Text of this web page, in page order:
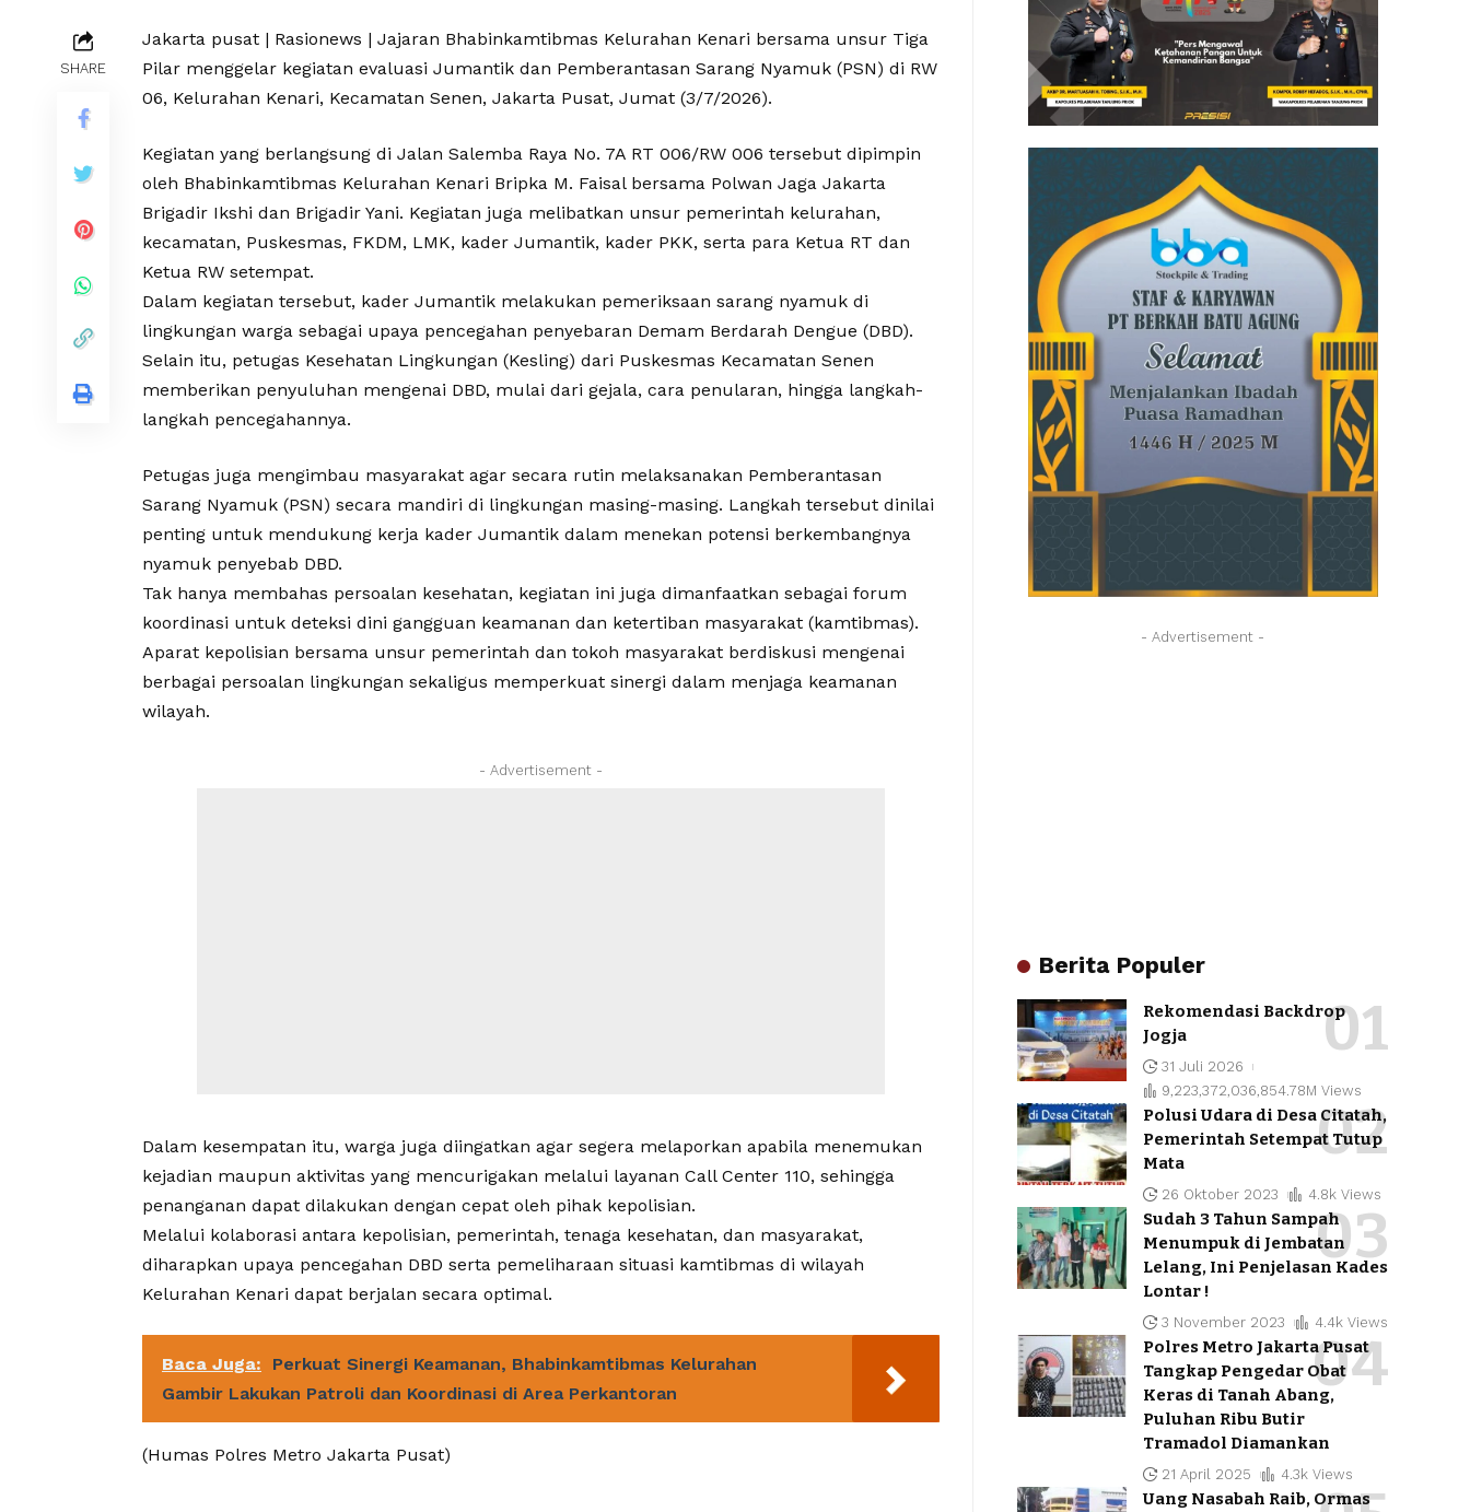
SHARE
Jakarta pusat | Rasionews | Jajaran Bhabinkamtibmas Kelurahan Kenari bersama unsur Tiga
Pilar menggelar kegiatan evaluasi Jumantik dan Pemberantasan Sarang Nyamuk (PSN) di RW
06, Kelurahan Kenari, Kecamatan Senen, Jakarta Pusat, Jumat (3/7/2026).
Kegiatan yang berlangsung di Jalan Salemba Raya No. 7A RT 006/RW 006 tersebut dipimpin
oleh Bhabinkamtibmas Kelurahan Kenari Bripka M. Faisal bersama Polwan Jaga Jakarta
Brigadir Ikshi dan Brigadir Yani. Kegiatan juga melibatkan unsur pemerintah kelurahan,
kecamatan, Puskesmas, FKDM, LMK, kader Jumantik, kader PKK, serta para Ketua RT dan
Ketua RW setempat.
Dalam kegiatan tersebut, kader Jumantik melakukan pemeriksaan sarang nyamuk di
lingkungan warga sebagai upaya pencegahan penyebaran Demam Berdarah Dengue (DBD).
Selain itu, petugas Kesehatan Lingkungan (Kesling) dari Puskesmas Kecamatan Senen
memberikan penyuluhan mengenai DBD, mulai dari gejala, cara penularan, hingga langkah-
langkah pencegahannya.
Petugas juga mengimbau masyarakat agar secara rutin melaksanakan Pemberantasan
Sarang Nyamuk (PSN) secara mandiri di lingkungan masing-masing. Langkah tersebut dinilai
penting untuk mendukung kerja kader Jumantik dalam menekan potensi berkembangnya
nyamuk penyebab DBD.
Tak hanya membahas persoalan kesehatan, kegiatan ini juga dimanfaatkan sebagai forum
koordinasi untuk deteksi dini gangguan keamanan dan ketertiban masyarakat (kamtibmas).
Aparat kepolisian bersama unsur pemerintah dan tokoh masyarakat berdiskusi mengenai
berbagai persoalan lingkungan sekaligus memperkuat sinergi dalam menjaga keamanan
wilayah.
- Advertisement -
Dalam kesempatan itu, warga juga diingatkan agar segera melaporkan apabila menemukan
kejadian maupun aktivitas yang mencurigakan melalui layanan Call Center 110, sehingga
penanganan dapat dilakukan dengan cepat oleh pihak kepolisian.
Melalui kolaborasi antara kepolisian, pemerintah, tenaga kesehatan, dan masyarakat,
diharapkan upaya pencegahan DBD serta pemeliharaan situasi kamtibmas di wilayah
Kelurahan Kenari dapat berjalan secara optimal.
Baca Juga:
Perkuat Sinergi Keamanan, Bhabinkamtibmas Kelurahan
Gambir Lakukan Patroli dan Koordinasi di Area Perkantoran
(Humas Polres Metro Jakarta Pusat)
- Advertisement -
Berita Populer
Rekomendasi Backdrop
Jogja
31 Juli 2026
9,223,372,036,854.78M Views
Polusi Udara di Desa Citatah,
Pemerintah Setempat Tutup
Mata
26 Oktober 2023 4.8k Views
Sudah 3 Tahun Sampah
Menumpuk di Jembatan
Lelang, Ini Penjelasan Kades
Lontar !
3 November 2023 4.4k Views
Polres Metro Jakarta Pusat
Tangkap Pengedar Obat
Keras di Tanah Abang,
Puluhan Ribu Butir
Tramadol Diamankan
21 April 2025 4.3k Views
Uang Nasabah Raib, Ormas